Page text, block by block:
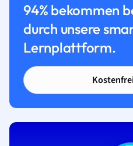
94% bekommen
durch unsere
Lernplattform.